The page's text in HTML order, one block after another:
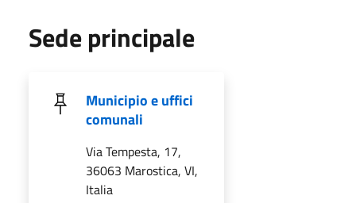
Sede principale
Municipio e uffici
comunali
Via Tempesta, 17,
36063 Marostica, VI,
Italia